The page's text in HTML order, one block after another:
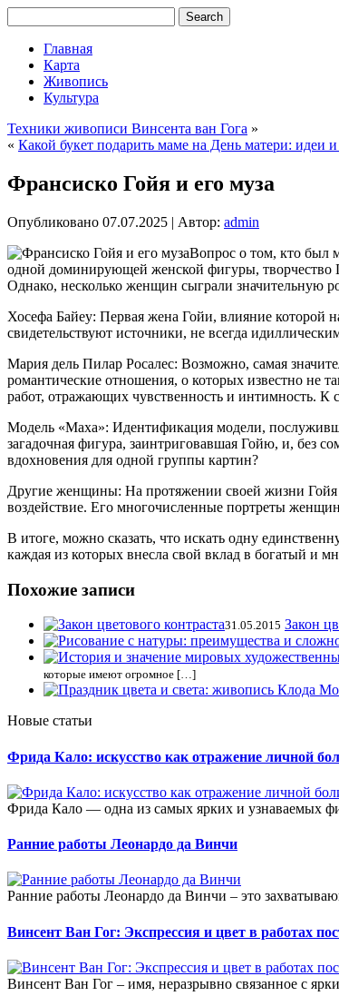
Главная
Карта
Живопись
Культура
Техники живописи Винсента ван Гога »
« Какой букет подарить маме на День матери: идеи
Франсиско Гойя и его муза
Опубликовано 07.07.2025 | Автор: admin
Вопрос о том, кто был
одной доминирующей женской фигуры, творчество
Однако, несколько женщин сыграли значительную
Хосефа Байеу: Первая жена Гойи, влияние которой
свидетельствуют источники, не всегда
Мария дель Пилар Росалес: Возможно, самая
романтические отношения, о которых известно не
работ, отражающих чувственность и интимность.
Модель «Маха»: Идентификация модели,
загадочная фигура, заинтриговавшая Гойю, и, без
вдохновения для одной группы картин?
Другие женщины: На протяжении своей жизни Гойя
воздействие. Его многочисленные портреты
В итоге, можно сказать, что искать одну
каждая из которых внесла свой вклад в богатый и
Похожие записи
31.05.2015 Закон
которые имеют огромное […]
Новые статьи
Фрида Кало: искусство как отражение личной
Фрида Кало — одна из самых ярких и узнаваемых
Ранние работы Леонардо да Винчи
Ранние работы Леонардо да Винчи – это
Винсент Ван Гог: Экспрессия и цвет в работах
Винсент Ван Гог – имя, неразрывно связанное с